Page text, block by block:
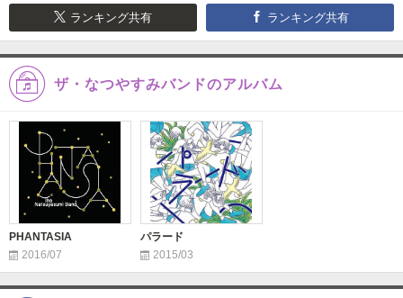
ランキング共有 ランキング共有
ザ・なつやすみバンドのアルバム
PHANTASIA
2016/07
パラード
2015/03